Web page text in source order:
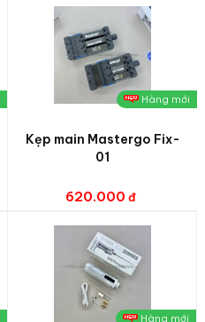
Hàng mới
Kẹp main Mastergo Fix-
01
620.000
Hàng mới